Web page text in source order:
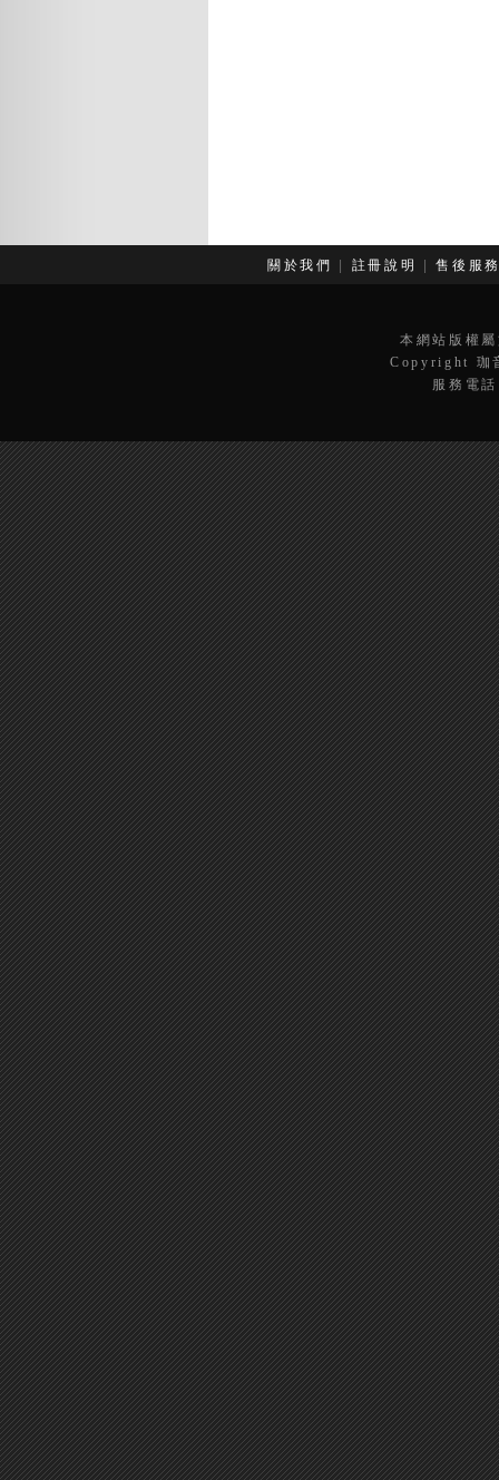
關於我們 註冊說明 售後服
本網站版權
Copyright 珈
服務電